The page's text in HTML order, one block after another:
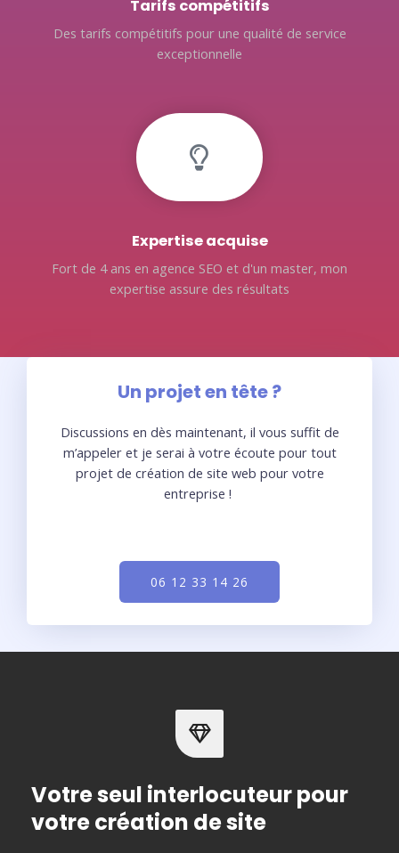
Tarifs compétitifs
Des tarifs compétitifs pour une qualité de service
exceptionnelle
Expertise acquise
Fort de 4 ans en agence SEO et d'un master, mon
expertise assure des résultats
Un projet en tête ?
Discussions en dès maintenant, il vous suffit de
m’appeler et je serai à votre écoute pour tout
projet de création de site web pour votre
entreprise !
06 12 33 14 26
Votre seul interlocuteur pour
votre création de site